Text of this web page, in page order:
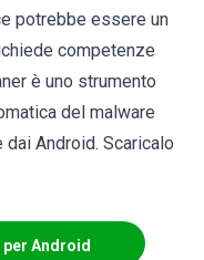
potrebbe essere un
competenze
è uno strumento
del malware
Android. Scaricalo
per Android